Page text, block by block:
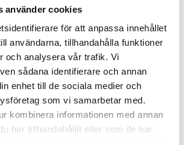
använder cookies
för att anpassa innehållet
användarna, tillhandahålla funktioner
och analysera vår trafik. Vi
sådana identifierare och annan
enhet till de sociala medier och
som vi samarbetar med.
kombinera informationen med annan
har tillhandahållit eller som de har
noggrannhet och kvalitet av
temperatur. Avvikelser får inte vara för
viktig del av verksamheten.
industikyla och klimatkyla för
mejerier, läkemedel, tryckerier, forskning
levererar, installerar och servar alla
förekommande köldmedier såsom NH3
personal med rätt kompetens.